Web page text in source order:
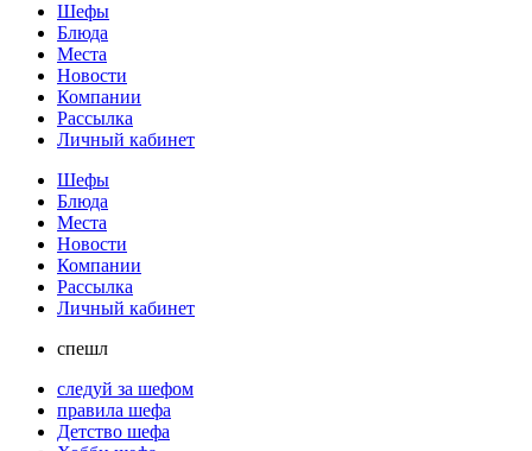
Шефы
Блюда
Места
Новости
Компании
Рассылка
Личный кабинет
Шефы
Блюда
Места
Новости
Компании
Рассылка
Личный кабинет
спешл
следуй за шефом
правила шефа
Детство шефа